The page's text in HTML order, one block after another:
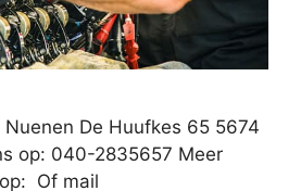
De Huufkes 65 5674
op: 040-2835657 Meer
Of mail